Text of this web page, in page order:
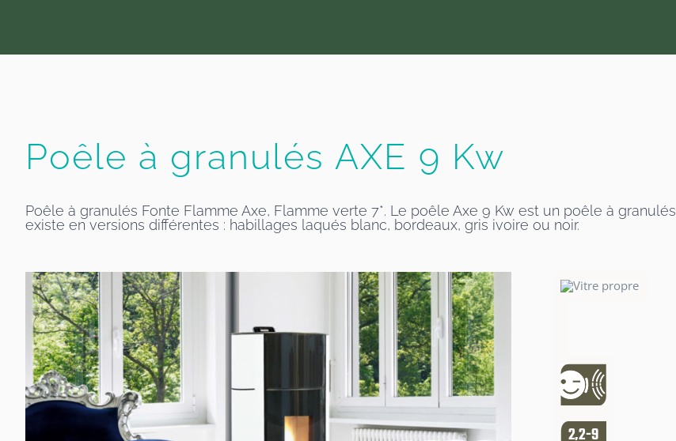
Poêle à granulés AXE 9 Kw
Poêle à granulés Fonte Flamme Axe, Flamme verte 7*. Le poêle Axe 9 Kw est un poêle à
existe en versions différentes : habillages laqués blanc, bordeaux, gris ivoire ou noir.